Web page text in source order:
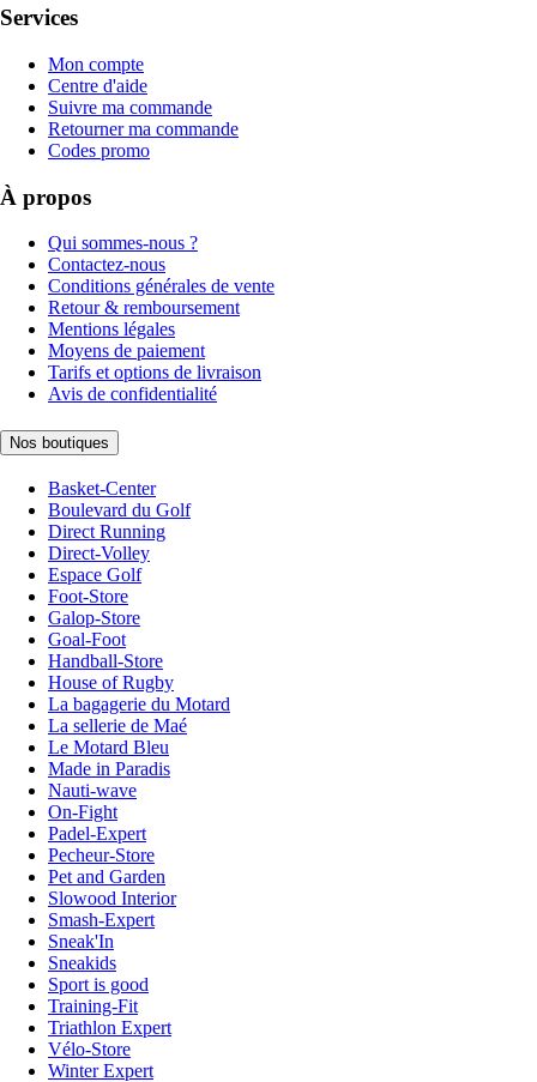
Services
Mon compte
Centre d'aide
Suivre ma commande
Retourner ma commande
Codes promo
À propos
Qui sommes-nous ?
Contactez-nous
Conditions générales de vente
Retour & remboursement
Mentions légales
Moyens de paiement
Tarifs et options de livraison
Avis de confidentialité
Nos boutiques
Basket-Center
Boulevard du Golf
Direct Running
Direct-Volley
Espace Golf
Foot-Store
Galop-Store
Goal-Foot
Handball-Store
House of Rugby
La bagagerie du Motard
La sellerie de Maé
Le Motard Bleu
Made in Paradis
Nauti-wave
On-Fight
Padel-Expert
Pecheur-Store
Pet and Garden
Slowood Interior
Smash-Expert
Sneak'In
Sneakids
Sport is good
Training-Fit
Triathlon Expert
Vélo-Store
Winter Expert